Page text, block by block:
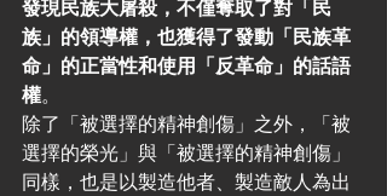
發現民族大屠殺，不僅奪取了對「民
族」的領導權，也獲得了發動「民族革
命」的正當性和使用「反革命」的話語
權。
除了「被選擇的精神創傷」之外，「被
選擇的榮光」與「被選擇的精神創傷」
同樣，也是以製造他者、製造敵人為出